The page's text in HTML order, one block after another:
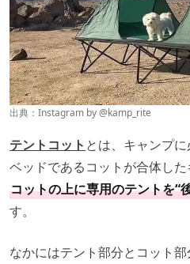
出典：Instagram by@kamp_rite
テントコット とは、キャンプ
ベッドであるコットが合体し
コットの上に専用のテントを“
す。
なかにはテント部分とコット